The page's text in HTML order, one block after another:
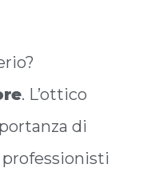
. L’ottico
di